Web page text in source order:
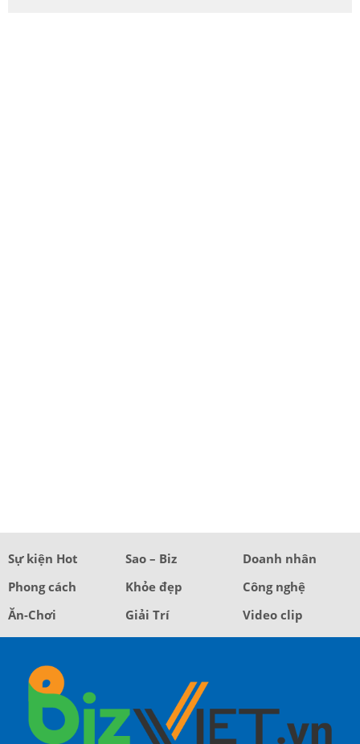
Sự kiện Hot Sao – Biz
Doanh nhân
Phong cách
Khỏe đẹp
Công nghệ
Ăn-Chơi
Giải Trí Video clip